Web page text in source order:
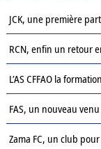
JCK, une première
RCN, enfin un retour
L’AS CFFAO la
FAS, un nouveau
Zama FC, un club